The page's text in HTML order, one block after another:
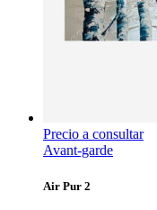
Precio a consultar
Avant-garde
Air Pur 2